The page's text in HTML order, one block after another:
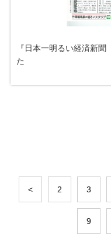
『日本一明るい経済新
た
< 2 3
9